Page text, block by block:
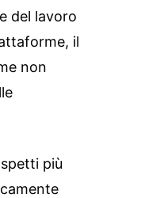
del lavoro
il
non
più